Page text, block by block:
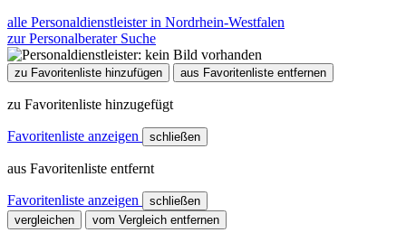
alle Personaldienstleister in Nordrhein-Westfalen
zur Personalberater Suche
zu Favoritenliste hinzufügen aus Favoritenliste entfernen
zu Favoritenliste hinzugefügt
Favoritenliste anzeigen schließen
aus Favoritenliste entfernt
Favoritenliste anzeigen
schließen
vergleichen
vom Vergleich entfernen